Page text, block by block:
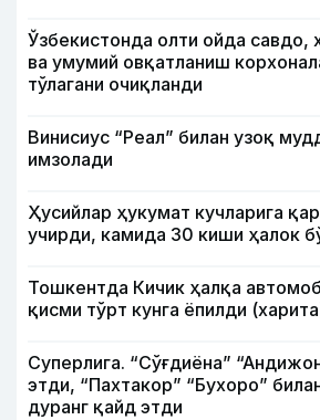
Ўзбекистонда олти ойда савдо,
ва умумий овқатланиш
тўлагани очиқланди
Винисиус “Реал” билан узоқ
имзолади
Ҳусийлар ҳукумат кучларига
учирди, камида 30 киши ҳалок
Тошкентда Кичик ҳалқа
қисми тўрт кунга ёпилди
Суперлига. “Сўғдиёна”
этди, “Пахтакор” “Бухоро”
дуранг қайд этди